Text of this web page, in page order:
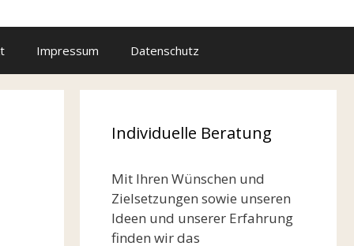
Impressum Datenschutz
Individuelle Beratung
Mit Ihren Wünschen und
Zielsetzungen sowie unseren
Ideen und unserer Erfahrung
finden wir das